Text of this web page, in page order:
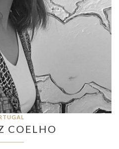
COELHO